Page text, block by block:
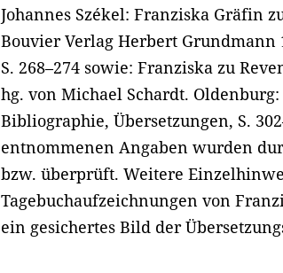
Johannes Székel: Franziska Gräfin
Bouvier Verlag Herbert
S. 268–274 sowie: Franziska zu
hg. von Michael Schardt.
Bibliographie, Übersetzungen, S.
entnommenen Angaben wurden
bzw. überprüft. Weitere
Tagebuchaufzeichnungen von
ein gesichertes Bild der